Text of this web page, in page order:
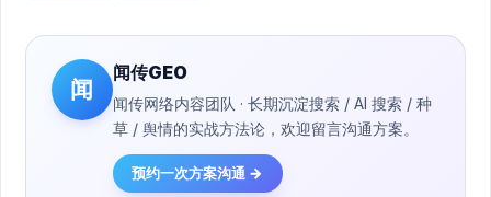
闻
闻传GEO
闻传网络内容团队 · 长期沉淀搜索 / AI 搜索 / 种
草 / 舆情的实战方法论，欢迎留言沟通方案。
预约一次方案沟通 →